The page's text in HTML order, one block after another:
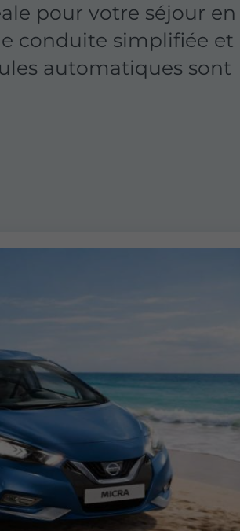
pour votre séjour en
conduite simplifiée et
automatiques sont